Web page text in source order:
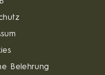
Belehrung